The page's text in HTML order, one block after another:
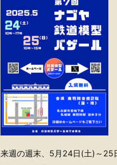
来週の週末、5月24日(土)～25